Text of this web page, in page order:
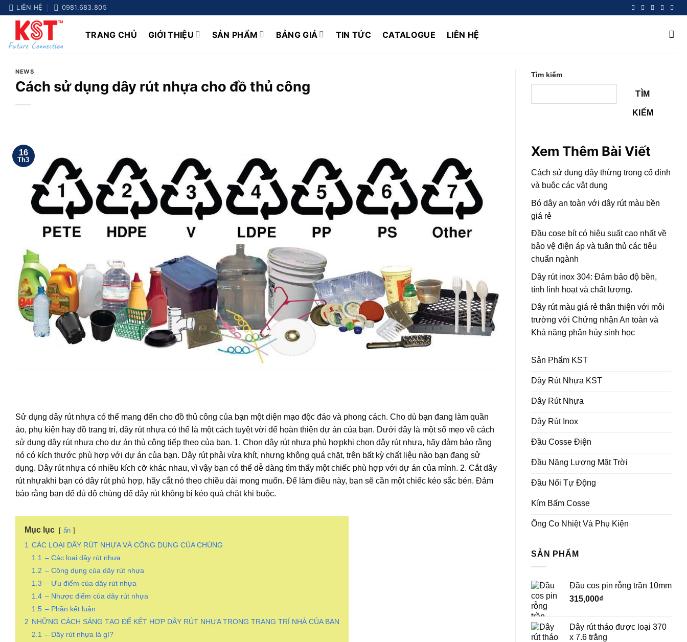
Chuyển
dung
LIÊN HỆ 0981.683.805
TRANG CHỦ GIỚI THIỆU SẢN PHẨM BẢNG GIÁ TIN TỨC CATALOGUE LIÊN HỆ
NEWS
Cách sử dụng dây rút nhựa cho đồ thủ công
16
Th3
Sử dụng dây rút nhựa có thể mang đến cho đồ thủ công của bạn một diện mạo độc đáo và phong cách. Cho dù bạn đang làm quần
áo, phụ kiện hay đồ trang trí, dây rút nhựa có thể là một cách tuyệt vời để hoàn thiện dự án của bạn. Dưới đây là một số mẹo về cách
sử dụng dây rút nhựa cho dự án thủ công tiếp theo của bạn. 1. Chọn dây rút nhựa phù hợpkhi chọn dây rút nhựa, hãy đảm bảo rằng
nó có kích thước phù hợp với dự án của bạn. Dây rút phải vừa khít, nhưng không quá chặt, trên bất kỳ chất liệu nào bạn đang sử
dụng. Dây rút nhựa có nhiều kích cỡ khác nhau, vì vậy bạn có thể dễ dàng tìm thấy một chiếc phù hợp với dự án của mình. 2. Cắt dây
rút nhựakhi bạn có dây rút phù hợp, hãy cắt nó theo chiều dài mong muốn. Để làm điều này, bạn sẽ cần một chiếc kéo sắc bén. Đảm
bảo rằng bạn để đủ độ chùng để dây rút không bị kéo quá chặt khi buộc.
Mục lục ẩn
1 CÁC LOẠI DÂY RÚT NHỰA VÀ CÔNG DỤNG CỦA CHÚNG
1.1 – Các loại dây rút nhựa
1.2 – Công dụng của dây rút nhựa
1.3 – Ưu điểm của dây rút nhựa
1.4 – Nhược điểm của dây rút nhựa
1.5 – Phần kết luận
2 NHỮNG CÁCH SÁNG TẠO ĐỂ KẾT HỢP DÂY RÚT NHỰA TRONG TRANG TRÍ NHÀ CỦA BẠN
2.1 – Dây rút nhựa là gì?
Tìm kiếm
TÌM
KIẾM
Xem Thêm Bài Viết
Cách sử dụng dây thừng trong cố định
và buộc các vật dụng
Bó dây an toàn với dây rút màu bền
giá rẻ
Đầu cose bít có hiệu suất cao nhất về
bảo vệ điện áp và tuân thủ các tiêu
chuẩn ngành
Dây rút inox 304: Đảm bảo độ bền,
tính linh hoạt và chất lượng.
Dây rút màu giá rẻ thân thiện với môi
trường với Chứng nhận An toàn và
Khả năng phân hủy sinh học
Sản Phẩm KST
Dây Rút Nhựa KST
Dây Rút Nhựa
Dây Rút Inox
Đầu Cosse Điện
Đầu Năng Lượng Mặt Trời
Đầu Nối Tự Động
Kím Bấm Cosse
Ống Co Nhiệt Và Phụ Kiện
SẢN PHẨM
Đầu cos pin rỗng trần 10mm
315,000₫
Dây rút tháo được loại 370
x 7.6 trắng